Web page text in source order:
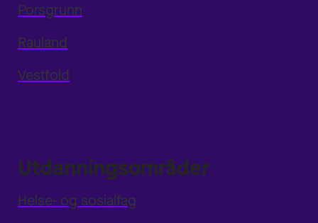
Porsgrunn
Rauland
Vestfold
Utdanningsområder
Helse- og sosialfag